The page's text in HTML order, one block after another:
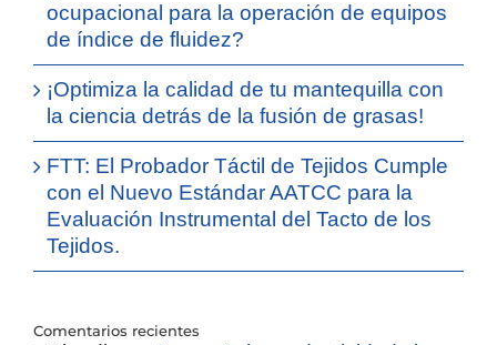
ocupacional para la operación de equipos
de índice de fluidez?
¡Optimiza la calidad de tu mantequilla con
la ciencia detrás de la fusión de grasas!
FTT: El Probador Táctil de Tejidos Cumple
con el Nuevo Estándar AATCC para la
Evaluación Instrumental del Tacto de los
Tejidos.
Comentarios recientes